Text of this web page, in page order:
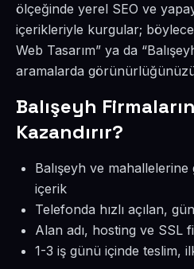
ölçeğinde yerel SEO ve
içerikleriyle kurgular;
Web Tasarım” ya da
aramalarda görünürlüğünüzü
Balışeyh
Kazandırır?
Balışeyh ve mahallelerine
içerik
Telefonda hızlı açılan,
Alan adı, hosting ve SSL
1-3 iş günü içinde teslim,